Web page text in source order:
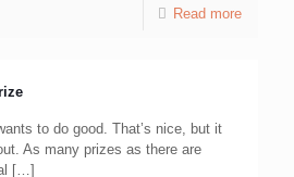
Read more
to do good. That’s nice, but it
As many prizes as there are
[…]